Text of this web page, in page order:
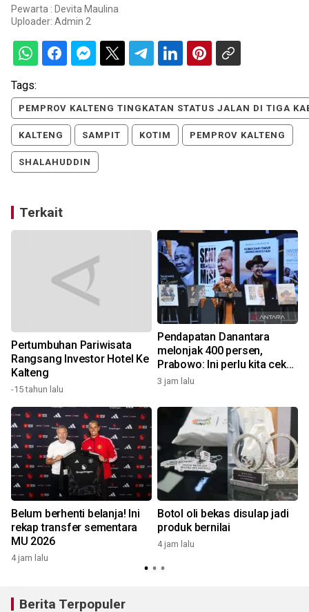
Pewarta : Devita Maulina
Uploader: Admin 2
Tags:
PEMPROV KALTENG TINGKATAN STATUS JALAN DI TIGA
KALTENG SAMPIT KOTIM PEMPROV KALTENG
SHALAHUDDIN
Terkait
Pertumbuhan Pariwisata
Rangsang Investor Hotel Ke
Kalteng
-15 tahun lalu
Pendapatan Danantara
melonjak 400 persen,
Prabowo: Ini perlu kita cek
dan audit
3 jam lalu
Belum berhenti belanja! Ini
rekap transfer sementara
MU 2026
4 jam lalu
Botol oli bekas disulap jadi
produk bernilai
4 jam lalu
Berita Terpopuler